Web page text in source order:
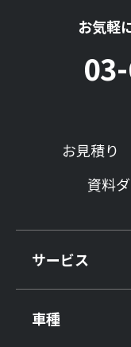
お気軽
お見積り
資料
サービス
車種